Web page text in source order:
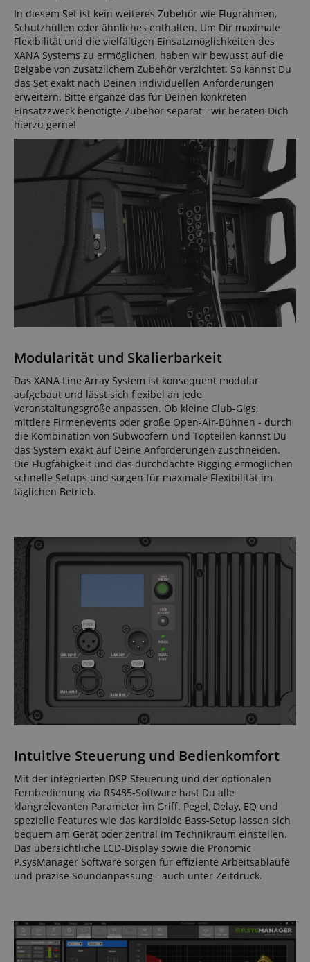
In diesem Set ist kein weiteres Zubehör wie Flugrahmen,
Schutzhüllen oder ähnliches enthalten. Um Dir maximale
Flexibilität und die vielfältigen Einsatzmöglichkeiten des
XANA Systems zu ermöglichen, haben wir bewusst auf die
Beigabe von zusätzlichem Zubehör verzichtet. So kannst Du
das Set exakt nach Deinen individuellen Anforderungen
erweitern. Bitte ergänze das für Deinen konkreten
Einsatzzweck benötigte Zubehör separat - wir beraten Dich
hierzu gerne!
Modularität und Skalierbarkeit
Das XANA Line Array System ist konsequent modular
aufgebaut und lässt sich flexibel an jede
Veranstaltungsgröße anpassen. Ob kleine Club-Gigs,
mittlere Firmenevents oder große Open-Air-Bühnen - durch
die Kombination von Subwoofern und Topteilen kannst Du
das System exakt auf Deine Anforderungen zuschneiden.
Die Flugfähigkeit und das durchdachte Rigging ermöglichen
schnelle Setups und sorgen für maximale Flexibilität im
täglichen Betrieb.
Intuitive Steuerung und Bedienkomfort
Mit der integrierten DSP-Steuerung und der optionalen
Fernbedienung via RS485-Software hast Du alle
klangrelevanten Parameter im Griff. Pegel, Delay, EQ und
spezielle Features wie das kardioide Bass-Setup lassen sich
bequem am Gerät oder zentral im Technikraum einstellen.
Das übersichtliche LCD-Display sowie die Pronomic
P.sysManager Software sorgen für effiziente Arbeitsabläufe
und präzise Soundanpassung - auch unter Zeitdruck.